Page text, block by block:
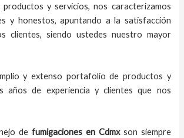
y servicios, nos caracterizamos
y honestos, apuntando a la satisfacción
clientes, siendo ustedes nuestro mayor
y extenso portafolio de productos y
años de experiencia y clientes que nos
de fumigaciones en Cdmx son siempre